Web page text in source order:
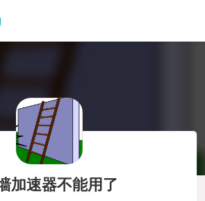
加速器不能用了